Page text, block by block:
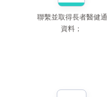
聯繫並取得長者醫健通
資料；